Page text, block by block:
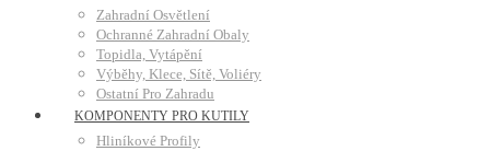
Zahradní Osvětlení
Ochranné Zahradní Obaly
Topidla, Vytápění
Výběhy, Klece, Sítě, Voliéry
Ostatní Pro Zahradu
KOMPONENTY PRO KUTILY
Hliníkové Profily